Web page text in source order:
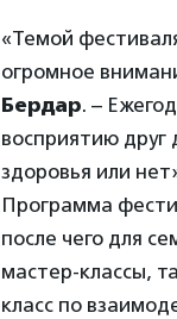
«Темой
огромное
Бердар. –
восприятию друг
здоровья или
Программа
после чего для
мастер-классы,
класс по